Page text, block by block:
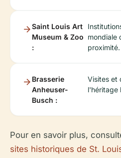
Saint Louis Art
Museum & Zoo
:
mondiale
proximité.
Brasserie
Anheuser-
Busch :
Visites et
l'héritage
Pour en savoir plus,
sites historiques de St.